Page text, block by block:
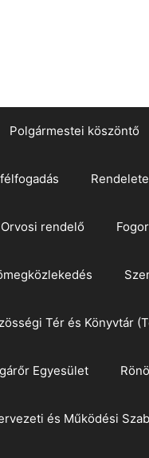
Polgármestei köszöntő
Orvosi rendelő
Tér és Könyvtár
Egyesület
és Működési